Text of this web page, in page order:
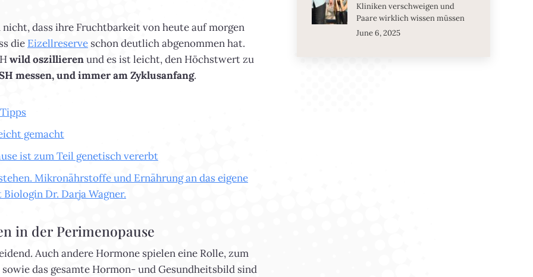
dass ihre Fruchtbarkeit von heute auf morgen
die Eizellreserve schon deutlich abgenommen hat.
wild oszillierenund es ist leicht, den Höchstwert zu
messen, und immer am Zyklusanfang.
gemacht
ist zum Teil genetisch vererbt
Mikronährstoffe und Ernährung an das eigene
Dr. Darja Wagner.
in der Perimenopause
Auch andere Hormone spielen eine Rolle, zum
das gesamte Hormon- und Gesundheitsbild sind
Kliniken verschweigen und
Paare wirklich wissen müssen
June 6, 2025